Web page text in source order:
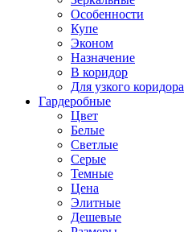
Особенности
Купе
Эконом
Назначение
В коридор
Для узкого коридора
Гардеробные
Цвет
Белые
Светлые
Серые
Темные
Цена
Элитные
Дешевые